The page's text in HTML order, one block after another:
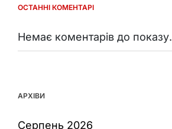
ОСТАННІ КОМЕНТАРІ
Немає коментарів до показу.
АРХІВИ
Серпень 2026